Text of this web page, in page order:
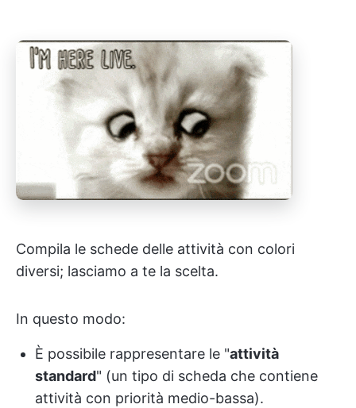
Compila le schede delle attività con colori
diversi; lasciamo a te la scelta.
In questo modo:
È possibile rappresentare le "attività
standard" (un tipo di scheda che contiene
attività con priorità medio-bassa).